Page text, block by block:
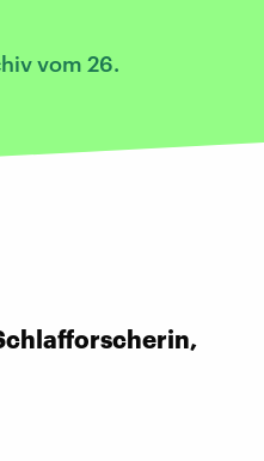
vom 26.